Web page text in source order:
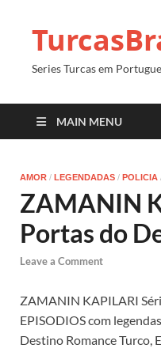
Series Turcas em
MAIN MENU
AMOR / LEGENDADAS / POLICIA
ZAMANIN
Portas do
Leave a Comment
ZAMANIN KAPILARI
EPISODIOS com
Destino Romance Turco,